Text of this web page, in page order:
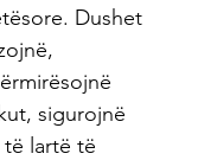
Dushet
sigurojnë
lartë të